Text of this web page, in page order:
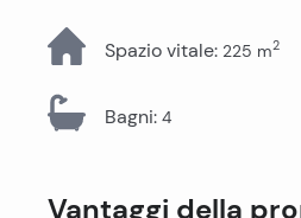
Spazio vitale: 225 m2
Bagni: 4
Vantaggi della